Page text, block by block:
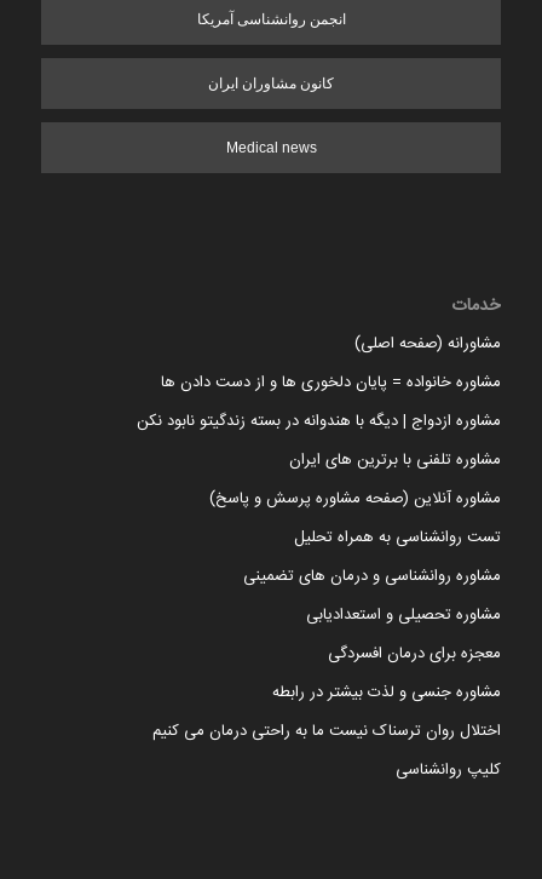
انجمن روانشناسی آمریکا
کانون مشاوران ایران
Medical news
خدمات
مشاورانه (صفحه اصلی)
مشاوره خانواده = پایان دلخوری ها و از دست دادن ها
مشاوره ازدواج | دیگه با هندوانه در بسته زندگیتو نابود نکن
مشاوره تلفنی با برترین های ایران
مشاوره آنلاین (صفحه مشاوره پرسش و پاسخ)
تست روانشناسی به همراه تحلیل
مشاوره روانشناسی و درمان های تضمینی
مشاوره تحصیلی و استعدادیابی
معجزه برای درمان افسردگی
مشاوره جنسی و لذت بیشتر در رابطه
اختلال روان ترسناک نیست ما به راحتی درمان می کنیم
کلیپ روانشناسی